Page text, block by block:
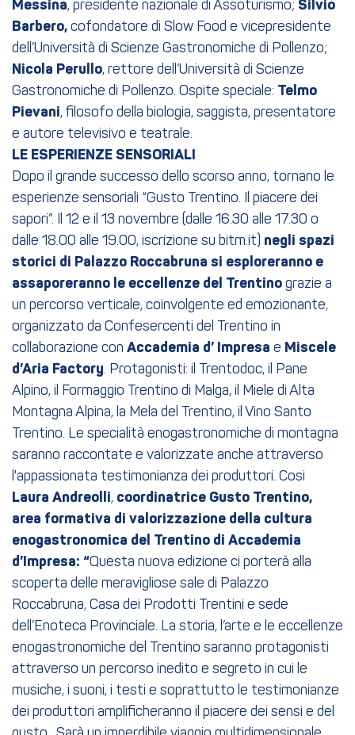
Messina, presidente nazionale di Assoturismo; Silvio
Barbero, cofondatore di Slow Food e vicepresidente
dell’Università di Scienze Gastronomiche di Pollenzo;
Nicola Perullo, rettore dell’Università di Scienze
Gastronomiche di Pollenzo. Ospite speciale: Telmo
Pievani, filosofo della biologia, saggista, presentatore
e autore televisivo e teatrale.
LE ESPERIENZE SENSORIALI
Dopo il grande successo dello scorso anno, tornano le
esperienze sensoriali “Gusto Trentino. Il piacere dei
sapori”. Il 12 e il 13 novembre (dalle 16.30 alle 17.30 o
dalle 18.00 alle 19.00, iscrizione su bitm.it) negli spazi
storici di Palazzo Roccabruna si esploreranno e
assaporeranno le eccellenze del Trentino grazie a
un percorso verticale, coinvolgente ed emozionante,
organizzato da Confesercenti del Trentino in
collaborazione con Accademia d’ Impresa e Miscele
d’Aria Factory. Protagonisti: il Trentodoc, il Pane
Alpino, il Formaggio Trentino di Malga, il Miele di Alta
Montagna Alpina, la Mela del Trentino, il Vino Santo
Trentino. Le specialità enogastronomiche di montagna
saranno raccontate e valorizzate anche attraverso
l'appassionata testimonianza dei produttori. Cosi
Laura Andreolli, coordinatrice Gusto Trentino,
area formativa di valorizzazione della cultura
enogastronomica del Trentino di Accademia
d’Impresa: “Questa nuova edizione ci porterà alla
scoperta delle meravigliose sale di Palazzo
Roccabruna, Casa dei Prodotti Trentini e sede
dell’Enoteca Provinciale. La storia, l’arte e le eccellenze
enogastronomiche del Trentino saranno protagonisti
attraverso un percorso inedito e segreto in cui le
musiche, i suoni, i testi e soprattutto le testimonianze
dei produttori amplificheranno il piacere dei sensi e del